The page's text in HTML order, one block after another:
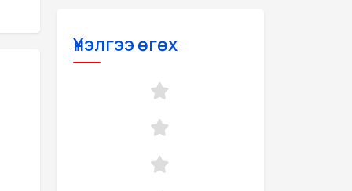
Үнэлгээ өгөх